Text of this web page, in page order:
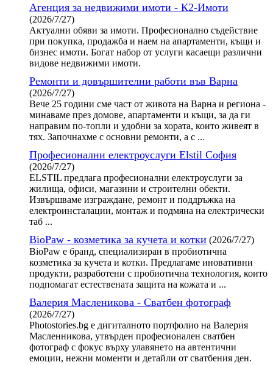
Агенция за недвижими имоти - К2-Имоти
(2026/7/27)
Актуални обяви за имоти. Професионално съдействие
при покупка, продажба и наем на апартаменти, къщи и
бизнес имоти. Богат набор от услуги касаещи различни
видове недвижими имоти.
Ремонти и довършителни работи във Варна
(2026/7/27)
Вече 25 години сме част от живота на Варна и региона -
минаваме през домове, апартаменти и къщи, за да ги
направим по-топли и удобни за хората, които живеят в
тях. Започнахме с основни ремонти, а с ...
Професионални електроуслуги Elstil София
(2026/7/27)
ELSTIL предлага професионални електроуслуги за
жилища, офиси, магазини и строителни обекти.
Извършваме изграждане, ремонт и поддръжка на
електроинсталации, монтаж и подмяна на електрически
таб ...
BioPaw - козметика за кучета и котки (2026/7/27)
BioPaw е бранд, специализиран в пробиотична
козметика за кучета и котки. Предлагаме иновативни
продукти, разработени с пробиотична технология, които
подпомагат естествената защита на кожата и ...
Валерия Масленикова - Сватбен фотограф
(2026/7/27)
Photostories.bg е дигиталното портфолио на Валерия
Масленникова, утвърден професионален сватбен
фотограф с фокус върху улавянето на автентични
емоции, нежни моменти и детайли от сватбения ден.